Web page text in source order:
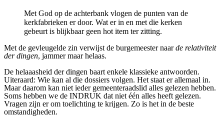
Met God op de achterbank vlogen de punten van de
kerkfabrieken er door. Wat er in en met die kerken
gebeurt is blijkbaar geen hot item ter zitting.
Met de gevleugelde zin verwijst de burgemeester naarde relativiteit
der dingen, jammer maar helaas.
De helaaasheid der dingen baart enkele klassieke antwoorden.
Uiteraard: Wie kan al die dossiers volgen. Het staat er allemaal in.
Maar daarom kan niet ieder gemeenteraadslid alles gelezen hebben.
Soms hebben we de INDRUK dat niet één alles heeft gelezen.
Vragen zijn er om toelichting te krijgen. Zo is het in de beste
omstandigheden.